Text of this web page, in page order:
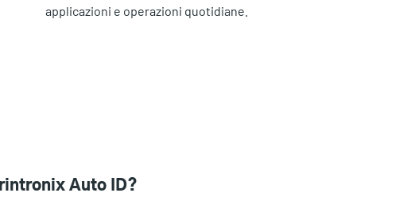
applicazioni e operazioni quotidiane.
Auto ID?